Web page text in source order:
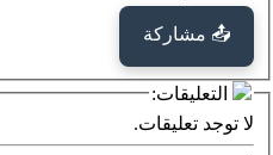
📤 مشاركة
التعليقات:
لا توجد تعليقات.